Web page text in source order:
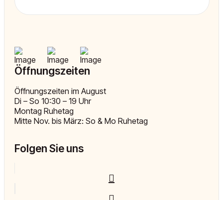
Öffnungszeiten
Öffnungszeiten im August
Di – So 10:30 – 19 Uhr
Montag Ruhetag
Mitte Nov. bis März: So & Mo Ruhetag
Folgen Sie uns